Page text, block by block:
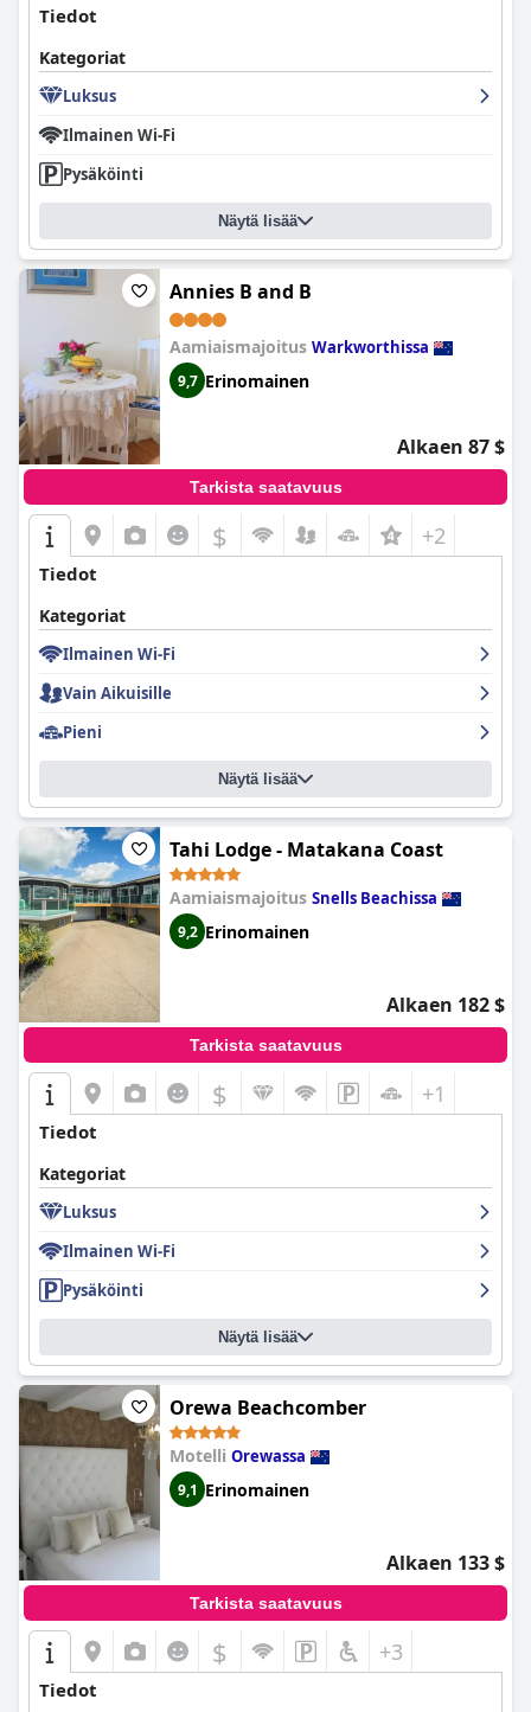
Tiedot
Kategoriat
Luksus
Ilmainen Wi-Fi
Pysäköinti
Näytä lisää
Annies B and B
Aamiaismajoitus Warkworthissa
9,7 Erinomainen
Alkaen 87 $
Tarkista saatavuus
$ +2
Tiedot
Kategoriat
Ilmainen Wi-Fi
Vain Aikuisille
Pieni
Näytä lisää
Tahi Lodge - Matakana Coast
Aamiaismajoitus Snells Beachissa
9,2 Erinomainen
Alkaen 182 $
Tarkista saatavuus
$ +1
Tiedot
Kategoriat
Luksus
Ilmainen Wi-Fi
Pysäköinti
Näytä lisää
Orewa Beachcomber
Motelli Orewassa
9,1 Erinomainen
Alkaen 133 $
Tarkista saatavuus
$ +3
Tiedot